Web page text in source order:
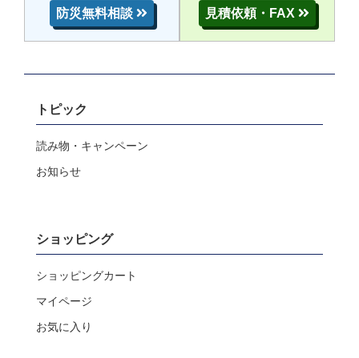
防災無料相談 見積依頼・FAX
トピック
読み物・キャンペーン
お知らせ
ショッピング
ショッピングカート
マイページ
お気に入り